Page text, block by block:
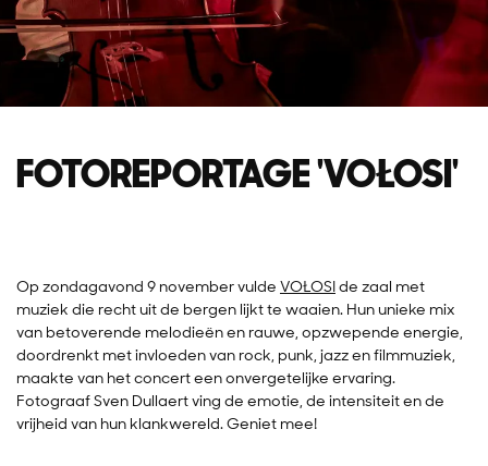
FOTOREPORTAGE 'VOŁOSI'
Op zondagavond 9 november vulde VOŁOSIde zaal met
muziek die recht uit de bergen lijkt te waaien. Hun unieke mix
van betoverende melodieën en rauwe, opzwepende energie,
doordrenkt met invloeden van rock, punk, jazz en filmmuziek,
maakte van het concert een onvergetelijke ervaring.
Fotograaf Sven Dullaert ving de emotie, de intensiteit en de
vrijheid van hun klankwereld. Geniet mee!